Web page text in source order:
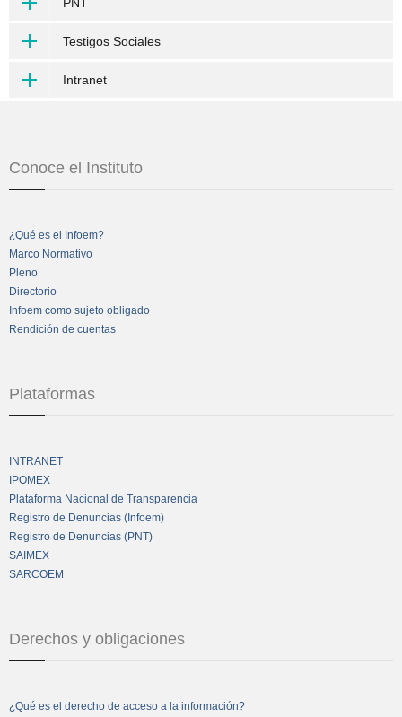
Testigos Sociales
Intranet
Conoce el Instituto
¿Qué es el Infoem?
Marco Normativo
Pleno
Directorio
Infoem como sujeto obligado
Rendición de cuentas
Plataformas
INTRANET
IPOMEX
Plataforma Nacional de Transparencia
Registro de Denuncias (Infoem)
Registro de Denuncias (PNT)
SAIMEX
SARCOEM
Derechos y obligaciones
¿Qué es el derecho de acceso a la información?